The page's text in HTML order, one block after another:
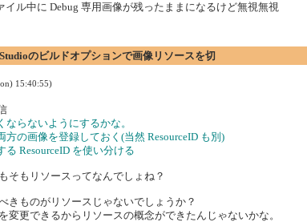
イル中に Debug 専用画像が残ったままになるけど無視無視
のビルドオプションで画像リソースを切
15:40:55)
らないようにするかな。
の画像を登録しておく(当然 ResourceID も別)
ResourceID を使い分ける
そもリソースってなんでしょね？
きものがリソースじゃないでしょうか？
変更できるからリソースの概念ができたんじゃないかな。